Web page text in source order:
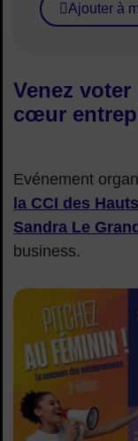
Ajouter à
Venez
cœur
Evénement
la CCI des
Sandra Le Grand
business.
affiche-Pitchez-au-